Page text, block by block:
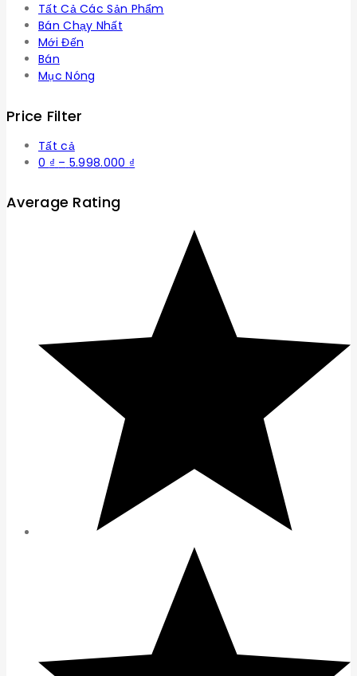
Tất Cả Các Sản Phẩm
Bán Chạy Nhất
Mới Đến
Bán
Mục Nóng
Price Filter
Tất cả
0 ₫ – 5.998.000 ₫
5.998.000 ₫
Average Rating